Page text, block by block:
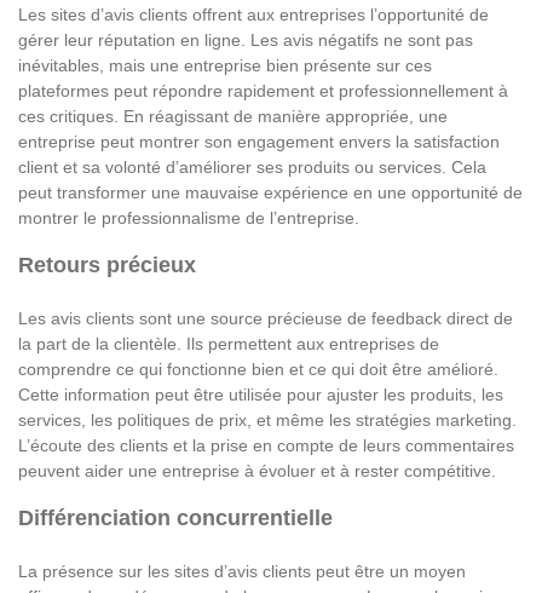
Les sites d’avis clients offrent aux entreprises l’opportunité de
gérer leur réputation en ligne. Les avis négatifs ne sont pas
inévitables, mais une entreprise bien présente sur ces
plateformes peut répondre rapidement et professionnellement à
ces critiques. En réagissant de manière appropriée, une
entreprise peut montrer son engagement envers la satisfaction
client et sa volonté d’améliorer ses produits ou services. Cela
peut transformer une mauvaise expérience en une opportunité de
montrer le professionnalisme de l’entreprise.
Retours précieux
Les avis clients sont une source précieuse de feedback direct de
la part de la clientèle. Ils permettent aux entreprises de
comprendre ce qui fonctionne bien et ce qui doit être amélioré.
Cette information peut être utilisée pour ajuster les produits, les
services, les politiques de prix, et même les stratégies marketing.
L’écoute des clients et la prise en compte de leurs commentaires
peuvent aider une entreprise à évoluer et à rester compétitive.
Différenciation concurrentielle
La présence sur les sites d’avis clients peut être un moyen